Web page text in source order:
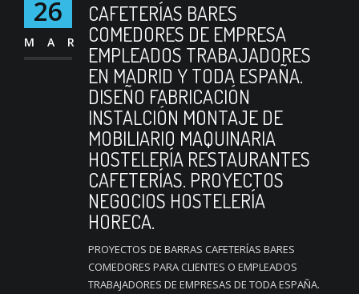
26
MAR
CAFETERÍAS BARES
COMEDORES DE EMPRESA
EMPLEADOS TRABAJADORES
EN MADRID Y TODA ESPAÑA.
DISEÑO FABRICACIÓN
INSTALCIÓN MONTAJE DE
MOBILIARIO MAQUINARIA
HOSTELERÍA RESTAURANTES
CAFETERÍAS. PROYECTOS
NEGOCIOS HOSTELERÍA
HORECA.
PROYECTOS DE BARRAS CAFETERÍAS BARES
COMEDORES PARA CLIENTES O EMPLEADOS
TRABAJADORES DE EMPRESAS DE TODA ESPAÑA.